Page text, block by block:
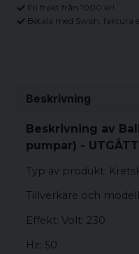
Fri frakt från 1000 kr!
Betala med Swish, faktura
Beskrivning
Beskrivning av
pumpar) - UTGÅTT
Typ av produkt:
Tillverkare och
Effekt: Volt: 230
Hz: 50